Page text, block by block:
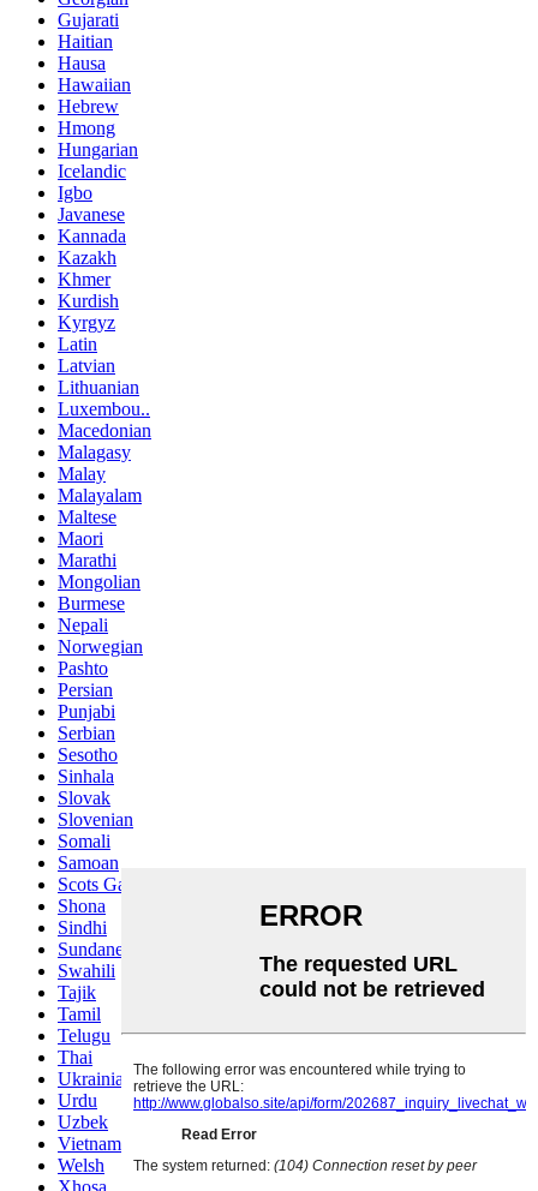
Gujarati
Haitian
Hausa
Hawaiian
Hebrew
Hmong
Hungarian
Icelandic
Igbo
Javanese
Kannada
Kazakh
Khmer
Kurdish
Kyrgyz
Latin
Latvian
Lithuanian
Luxembou..
Macedonian
Malagasy
Malay
Malayalam
Maltese
Maori
Marathi
Mongolian
Burmese
Nepali
Norwegian
Pashto
Persian
Punjabi
Serbian
Sesotho
Sinhala
Slovak
Slovenian
Somali
Samoan
Scots Gaelic
Shona
Sindhi
Sundanese
Swahili
Tajik
Tamil
Telugu
Thai
Ukrainian
Urdu
Uzbek
Vietnamese
Welsh
Xhosa